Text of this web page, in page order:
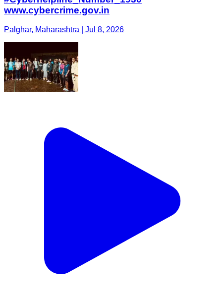
www.cybercrime.gov.in
Palghar, Maharashtra | Jul 8, 2026